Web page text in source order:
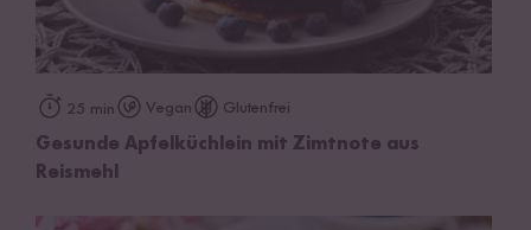
25 min Vegan Glutenfrei
Gesunde Apfelküchlein mit Zimtnote aus
Reismehl